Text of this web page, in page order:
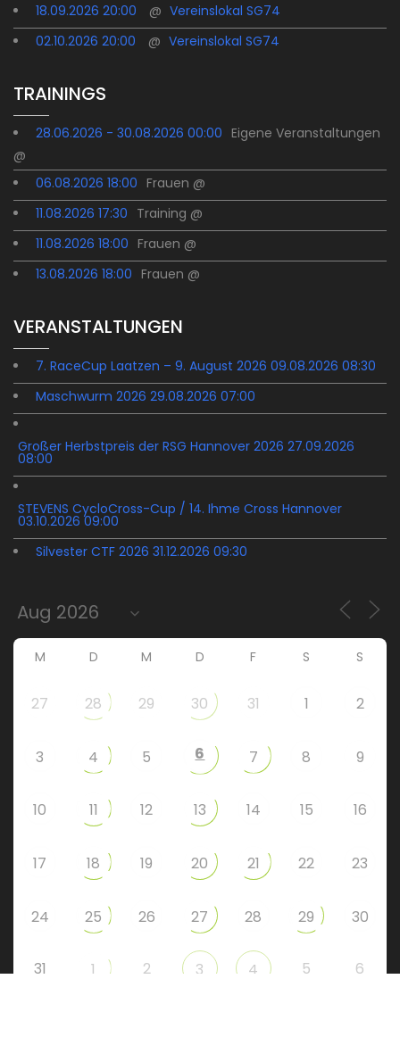
18.09.2026 20:00
@ Vereinslokal SG74
02.10.2026 20:00
@ Vereinslokal SG74
TRAININGS
28.06.2026 - 30.08.2026 00:00 Eigene Veranstaltungen
@
06.08.2026 18:00 Frauen @
11.08.2026 17:30 Training @
11.08.2026 18:00 Frauen @
13.08.2026 18:00 Frauen @
VERANSTALTUNGEN
7. RaceCup Laatzen – 9. August 2026 09.08.2026 08:30
Maschwurm 2026 29.08.2026 07:00
Großer Herbstpreis der RSG Hannover 2026 27.09.2026
08:00
STEVENS CycloCross-Cup / 14. Ihme Cross Hannover
03.10.2026 09:00
Silvester CTF 2026 31.12.2026 09:30
M D M D F S S
27 28 29 30 31 1 2
3 4 5 6 7 8 9
10 11 12 13 14 15 16
17 18 19 20 21 22 23
24 25 26 27 28 29 30
31 1 2 3 4 5 6